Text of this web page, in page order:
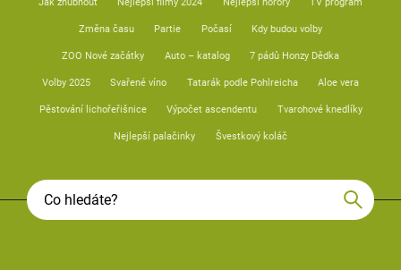
Změna času Partie Počasí Kdy budou volby
ZOO Nové začátky Auto – katalog 7 pádů Honzy Dědka
Volby 2025 Svařené víno Tatarák podle Pohlreicha Aloe vera
Pěstování lichořeřišnice Výpočet ascendentu Tvarohové knedlíky
Nejlepší palačinky Švestkový koláč